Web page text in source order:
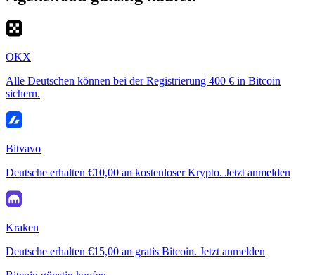
OKX
Alle Deutschen können bei der Registrierung 400 € in Bitcoin
sichern.
Bitvavo
Deutsche erhalten €10,00 an kostenloser Krypto. Jetzt anmelden
Kraken
Deutsche erhalten €15,00 an gratis Bitcoin. Jetzt anmelden